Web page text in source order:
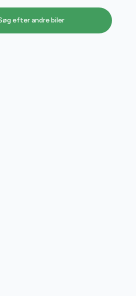
efter andre biler